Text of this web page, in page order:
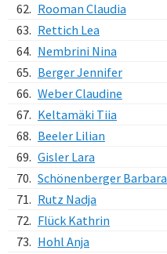
62. Rooman Claudia
63. Rettich Lea
64. Nembrini Nina
65. Berger Jennifer
66. Weber Claudine
67. Keltamäki Tiia
68. Beeler Lilian
69. Gisler Lara
70. Schönenberger Barbara
71. Rutz Nadja
72. Flück Kathrin
73. Hohl Anja